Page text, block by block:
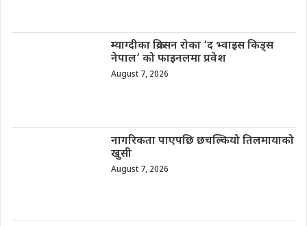
म्याग्दीका क्रियसन रोका ‘द भ्वाइस किड्स
नेपाल’ को फाइनलमा प्रवेश
August 7, 2026
नागरिकता पाएपछि छचल्कियो तिलमायाको
खुसी
August 7, 2026